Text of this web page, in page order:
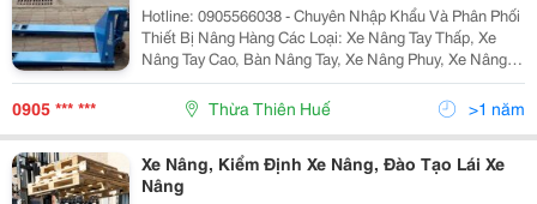
Hotline: 0905566038 - Chuyên Nhập Khẩu Và Phân Phối
Thiết Bị Nâng Hàng Các Loại: Xe Nâng Tay Thấp, Xe
Nâng Tay Cao, Bàn Nâng Tay, Xe Nâng Phuy, Xe Nâng
Bán Tự Động, Xe Nâng Điện, Xe Nâng Động Cơ . Công
Ty Tnhh Thiết Bị Công Nghiệp Nhựa An Phú W
0905 *** *** Thừa Thiên Huế >1 năm
Xe Nâng, Kiểm Định Xe Nâng, Đào Tạo Lái Xe
Nâng